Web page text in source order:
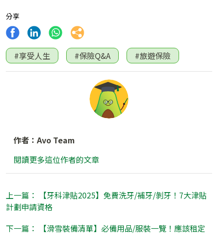
分享
#享受人生 #保險Q&A #旅遊保險
作者：Avo Team
閱讀更多這位作者的文章
上一篇： 【牙科津貼2025】免費洗牙/補牙/剝牙！7大津貼
計劃申請資格
下一篇： 【滑雪裝備清單】必備用品/服裝一覽！應該租定